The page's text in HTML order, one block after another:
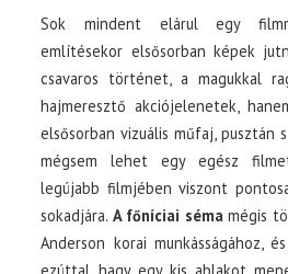
Sok mindent elárul egy
említésekor elsősorban képek
csavaros történet, a magukkal
hajmeresztő akciójelenetek,
elsősorban vizuális műfaj, pusztán
mégsem lehet egy egész
legújabb filmjében viszont
sokadjára. A főníciai sémamégis
Anderson korai munkásságához,